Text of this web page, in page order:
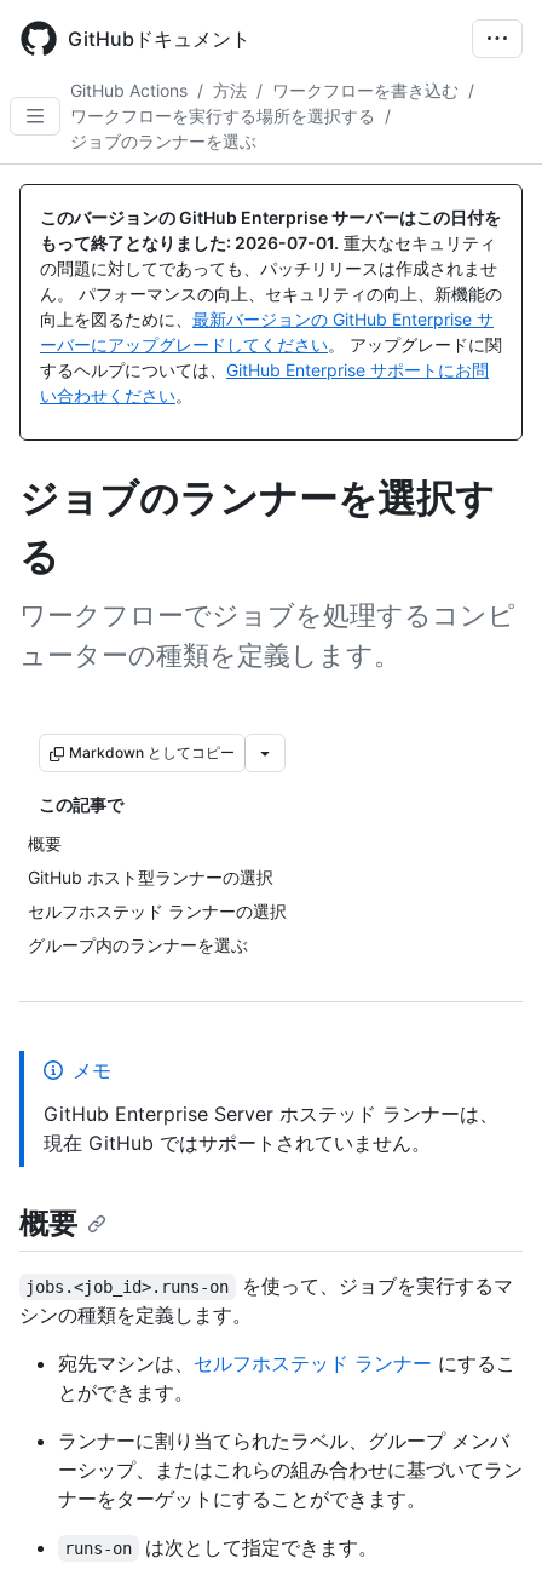
main
GitHubドキュメント
GitHub Actions / 方法 / ワークフローを書き込む /
ワークフローを実行する場所を選択する
/
ジョブのランナーを選ぶ
このバージョンの GitHub Enterprise サーバーはこの日付を
もって終了となりました: 2026-07-01. 重大なセキュリティ
の問題に対してであっても、パッチリリースは作成されませ
ん。 パフォーマンスの向上、セキュリティの向上、新機能の
向上を図るために、 最新バージョンの GitHub Enterprise サ
ーバーにアップグレードしてください。 アップグレードに関
するヘルプについては、 GitHub Enterprise サポートにお問
い合わせください。
ジョブのランナーを選択す
る
ワークフローでジョブを処理するコンピ
ューターの種類を定義します。
Markdown としてコピー
この記事で
概要
GitHub ホスト型ランナーの選択
セルフホステッド ランナーの選択
グループ内のランナーを選ぶ
メモ
GitHub Enterprise Server ホステッド ランナーは、
現在 GitHub ではサポートされていません。
概要
jobs.<job_id>.runs-on
を使って、ジョブを実行するマ
シンの種類を定義します。
宛先マシンは、 セルフホステッド ランナー にするこ
とができます。
ランナーに割り当てられたラベル、グループ メンバ
ーシップ、またはこれらの組み合わせに基づいてラン
ナーをターゲットにすることができます。
runs-on
は次として指定できます。